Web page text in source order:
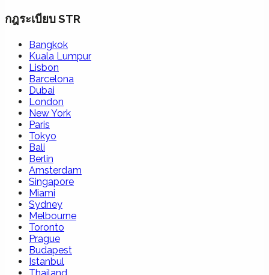
กฎระเบียบ STR
Bangkok
Kuala Lumpur
Lisbon
Barcelona
Dubai
London
New York
Paris
Tokyo
Bali
Berlin
Amsterdam
Singapore
Miami
Sydney
Melbourne
Toronto
Prague
Budapest
Istanbul